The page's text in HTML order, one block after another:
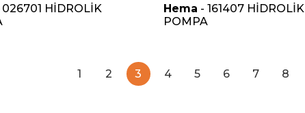
026701 HİDROLİK
Hema - 161407 HİDROLİK
POMPA
1 2 3 4 5 6 7 8